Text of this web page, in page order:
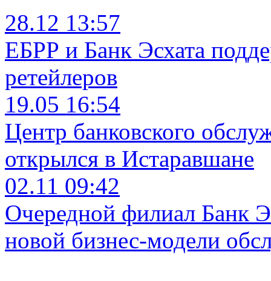
28.12 13:57
ЕБРР и Банк Эсхата
ретейлеров
19.05 16:54
Центр банковского
открылся в Истаравшане
02.11 09:42
Очередной филиал Банк
новой бизнес-модели